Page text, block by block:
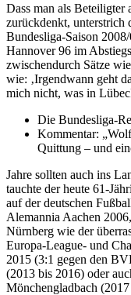
Dass man als Beteiligter
zurückdenkt, unterstrich
Bundesliga-Saison
Hannover 96 im
zwischendurch Sätze
wie: ‚Irgendwann geht
mich nicht, was in
Die Bundesliga-
Kommentar:
Quittung – und
Jahre sollten auch ins
tauchte der heute 61-
auf der deutschen
Alemannia Aachen
Nürnberg wie der
Europa-League- und
2015 (3:1 gegen den
(2013 bis 2016) oder
Mönchengladbach